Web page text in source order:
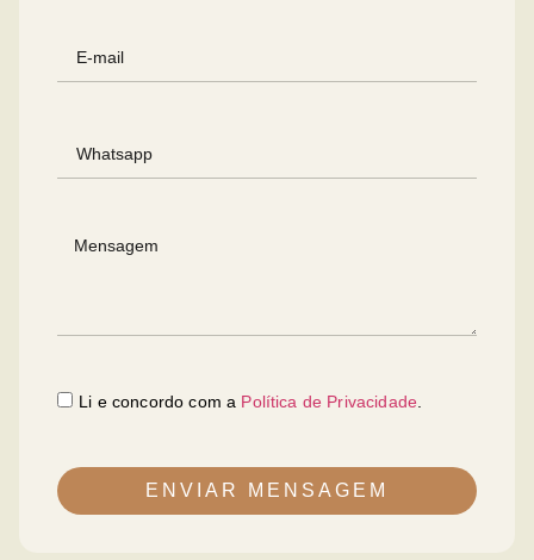
Li e concordo com a Política de Privacidade
ENVIAR MENSAGEM